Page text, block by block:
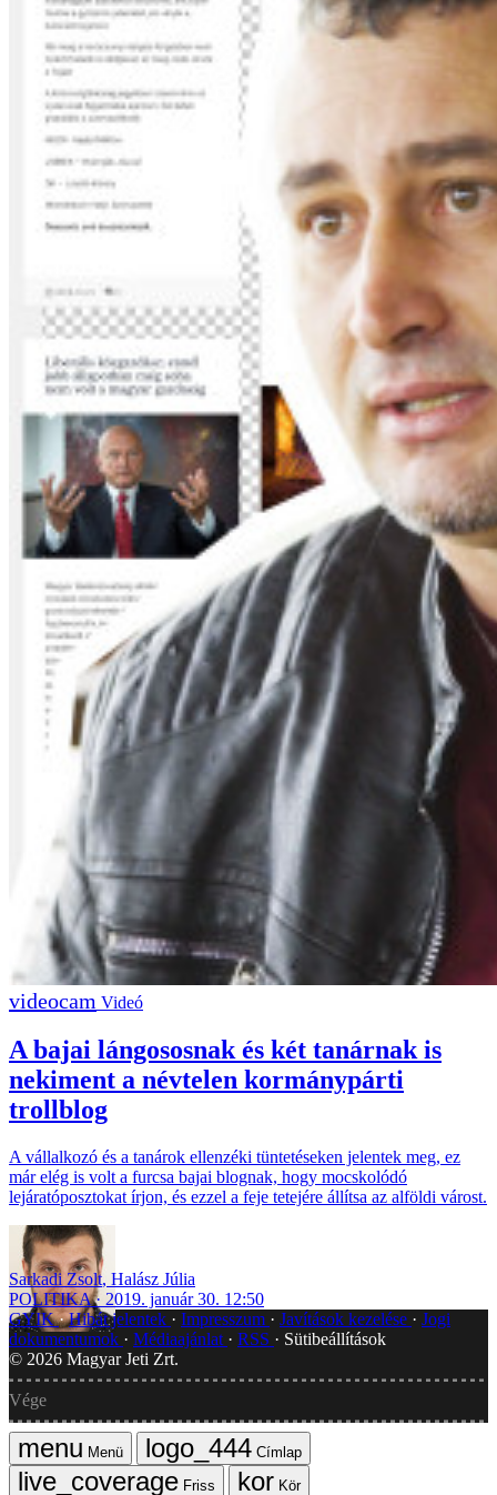
Videó
A bajai lángososnak és két tanárnak is
nekiment a névtelen kormánypárti
trollblog
A vállalkozó és a tanárok ellenzéki tüntetéseken jelentek meg, ez
már elég is volt a furcsa bajai blognak, hogy mocskolódó
lejáratóposztokat írjon, és ezzel a feje tetejére állítsa az alföldi várost.
Sarkadi Zsolt, Halász Júlia
POLITIKA
2019. január 30. 12:50
GYIK Hibát jelentek Impresszum Javítások kezelése
Jogi
dokumentumok
Médiaajánlat RSS
Sütibeállítások
© 2026 Magyar Jeti Zrt.
Vége
Menü
Címlap
Friss
Kör